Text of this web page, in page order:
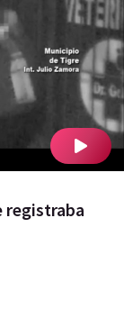
registraba